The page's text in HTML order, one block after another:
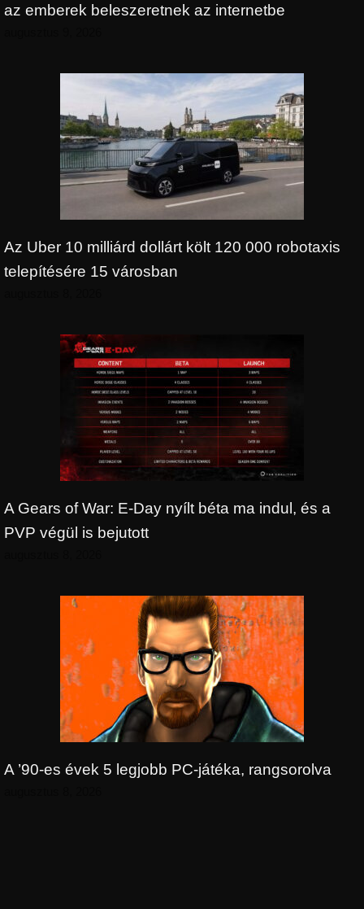
az emberek beleszeretnek az internetbe
Az Uber 10 milliárd dollárt költ 120 000 robotaxis
telepítésére 15 városban
A Gears of War: E-Day nyílt béta ma indul, és a
PVP végül is bejutott
A ’90-es évek 5 legjobb PC-játéka, rangsorolva